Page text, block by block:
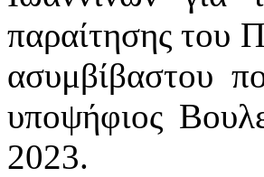
παραίτησης του
ασυμβίβαστου
υποψήφιος
2023.